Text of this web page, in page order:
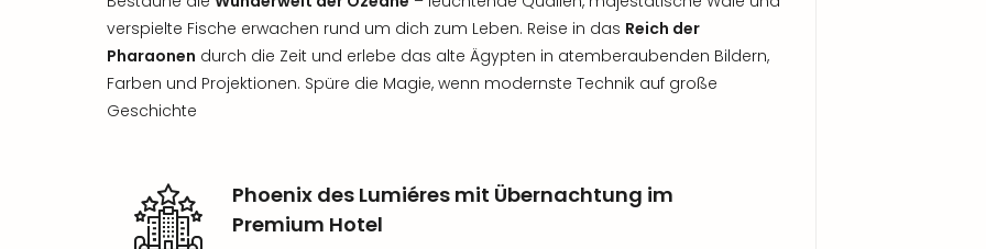
verspielte Fische erwachen rund um dich zum Leben. Reise in das Reich der
Pharaonen durch die Zeit und erlebe das alte Ägypten in atemberaubenden Bildern,
Farben und Projektionen. Spüre die Magie, wenn modernste Technik auf große
Geschichte
Phoenix des Lumiéres mit Übernachtung im
Premium Hotel